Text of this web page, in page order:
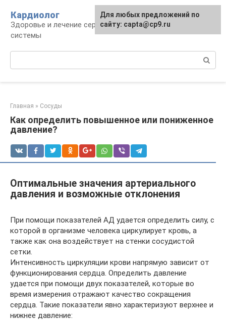
контенту
Кардиолог
Здоровье и лечение сердечно-сосудистой
системы
Главная » Сосуды
Как определить повышенное или пониженное
давление?
Оптимальные значения артериального
давления и возможные отклонения
При помощи показателей АД удается определить силу, с
которой в организме человека циркулирует кровь, а
также как она воздействует на стенки сосудистой
сетки.
Интенсивность циркуляции крови напрямую зависит от
функционирования сердца. Определить давление
удается при помощи двух показателей, которые во
время измерения отражают качество сокращения
сердца. Такие показатели явно характеризуют верхнее и
нижнее давление:
Для любых предложений по
сайту: capta@cp9.ru